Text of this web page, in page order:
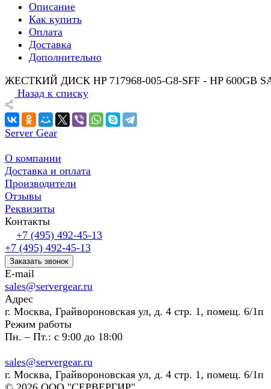
Описание
Как купить
Оплата
Доставка
Дополнительно
ЖЕСТКИЙ ДИСК HP 717968-005-G8-SFF - HP 600GB
Назад к списку
Server Gear
О компании
Доставка и оплата
Производители
Отзывы
Реквизиты
Контакты
+7 (495) 492-45-13
+7 (495) 492-45-13
Заказать звонок
E-mail
sales@servergear.ru
Адрес
г. Москва, Грайвороновская ул, д. 4 стр. 1, помещ. 6/1п
Режим работы
Пн. – Пт.: с 9:00 до 18:00
sales@servergear.ru
г. Москва, Грайвороновская ул, д. 4 стр. 1, помещ. 6/1п